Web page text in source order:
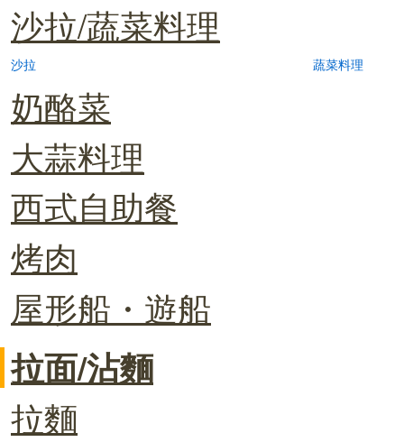
沙拉/蔬菜料理
沙拉 蔬菜料理
奶酪菜
大蒜料理
西式自助餐
烤肉
屋形船・遊船
拉面/沾麵
拉麵